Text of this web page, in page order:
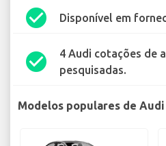
check_circle Disponível em
check_circle
4 Audi cotações de
pesquisadas.
Modelos populares de